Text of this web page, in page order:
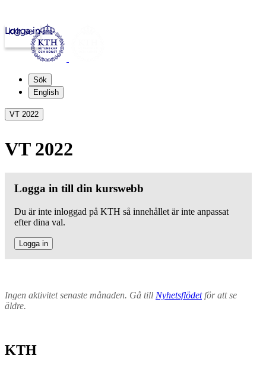
kth.se
Logga in
Sök
English
VT 2022
VT 2022
Logga in till din kurswebb
Du är inte inloggad på KTH så innehållet är inte anpassat
efter dina val.
Logga in
Ingen aktivitet senaste månaden. Gå till Nyhetsflödetför att se
äldre.
KTH